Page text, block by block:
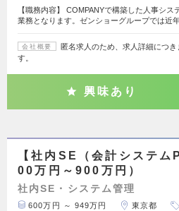
【職務内容】 COMPANYで構築した人事シ
業務となります。ゼンショーグループでは近
会社概要
匿名求人のため、求人詳細につ
す。
興味あり
【社内SE（会計システ
00万円～900万円）
社内SE・システム管理
600万円 ～ 949万円 東京都